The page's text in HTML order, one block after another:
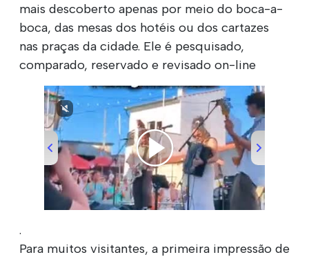
mais descoberto apenas por meio do boca-a-
boca, das mesas dos hotéis ou dos cartazes
nas praças da cidade. Ele é pesquisado,
comparado, reservado e revisado on-line
00:00/00:51
.
Para muitos visitantes, a primeira impressão de